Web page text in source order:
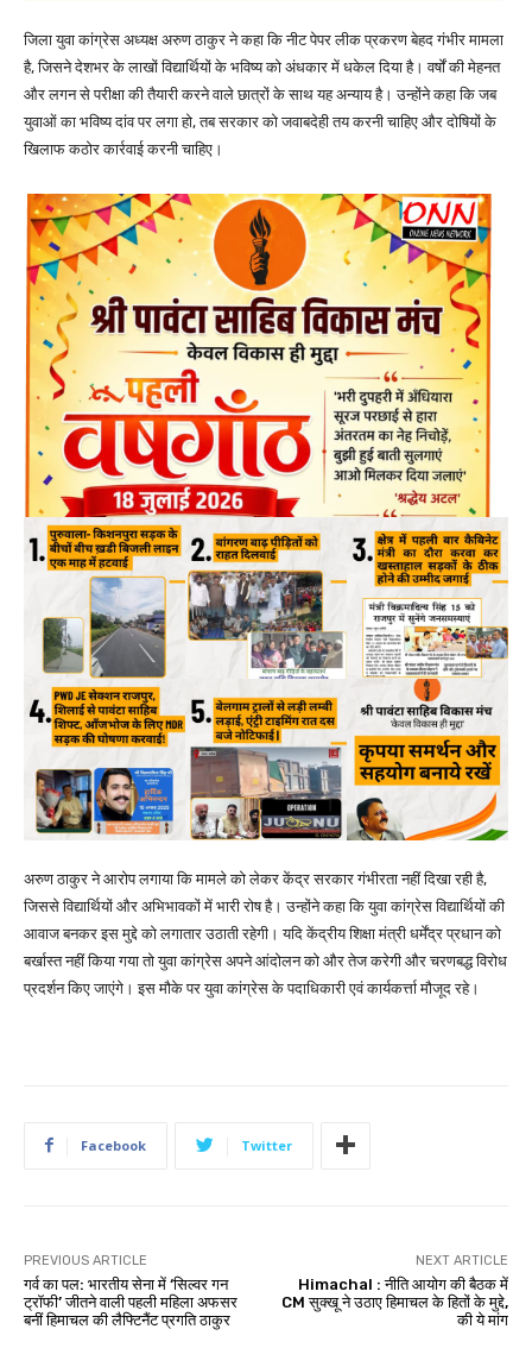
जिला युवा कांग्रेस अध्यक्ष अरुण ठाकुर ने कहा कि नीट पेपर लीक प्रकरण बेहद गंभीर मामला
है, जिसने देशभर के लाखों विद्यार्थियों के भविष्य को अंधकार में धकेल दिया है। वर्षों की मेहनत
और लगन से परीक्षा की तैयारी करने वाले छात्रों के साथ यह अन्याय है। उन्होंने कहा कि जब
युवाओं का भविष्य दांव पर लगा हो, तब सरकार को जवाबदेही तय करनी चाहिए और दोषियों के
खिलाफ कठोर कार्रवाई करनी चाहिए।
अरुण ठाकुर ने आरोप लगाया कि मामले को लेकर केंद्र सरकार गंभीरता नहीं दिखा रही है,
जिससे विद्यार्थियों और अभिभावकों में भारी रोष है। उन्होंने कहा कि युवा कांग्रेस विद्यार्थियों की
आवाज बनकर इस मुद्दे को लगातार उठाती रहेगी। यदि केंद्रीय शिक्षा मंत्री धर्मेंद्र प्रधान को
बर्खास्त नहीं किया गया तो युवा कांग्रेस अपने आंदोलन को और तेज करेगी और चरणबद्ध विरोध
प्रदर्शन किए जाएंगे। इस मौके पर युवा कांग्रेस के पदाधिकारी एवं कार्यकर्त्ता मौजूद रहे।
Facebook Twitter
PREVIOUS ARTICLE
गर्व का पल: भारतीय सेना में ‘सिल्वर गन
ट्रॉफी’ जीतने वाली पहली महिला अफसर
बनीं हिमाचल की लैफ्टिनैंट प्रगति ठाकुर
NEXT ARTICLE
Himachal : नीति आयोग की बैठक में
CM सुक्खू ने उठाए हिमाचल के हितों के मुद्दे,
की ये मांग